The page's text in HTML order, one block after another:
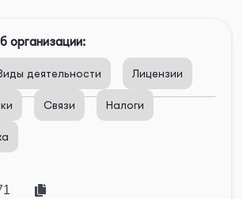
организации:
деятельности Лицензии
Связи Налоги